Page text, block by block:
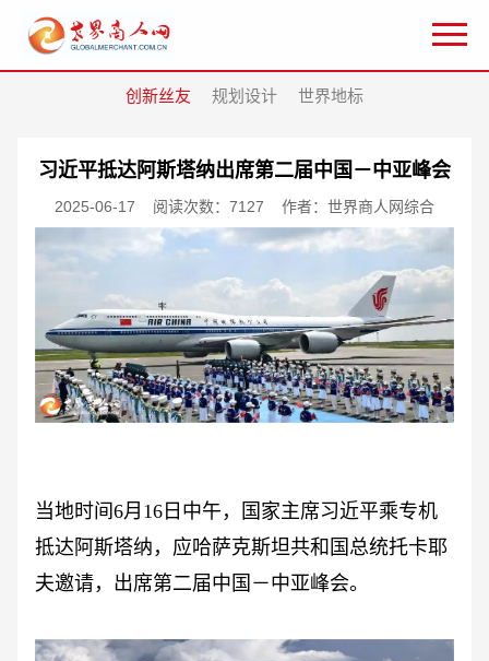
创新丝友 规划设计 世界地标
习近平抵达阿斯塔纳出席第二届中国－中亚峰会
2025-06-17 阅读次数：7127 作者：世界商人网综合
当地时间 6月16日中午，国家主席习近平乘专机
抵达阿斯塔纳，应哈萨克斯坦共和国总统托卡耶
夫邀请，出席第二届中国－中亚峰会。